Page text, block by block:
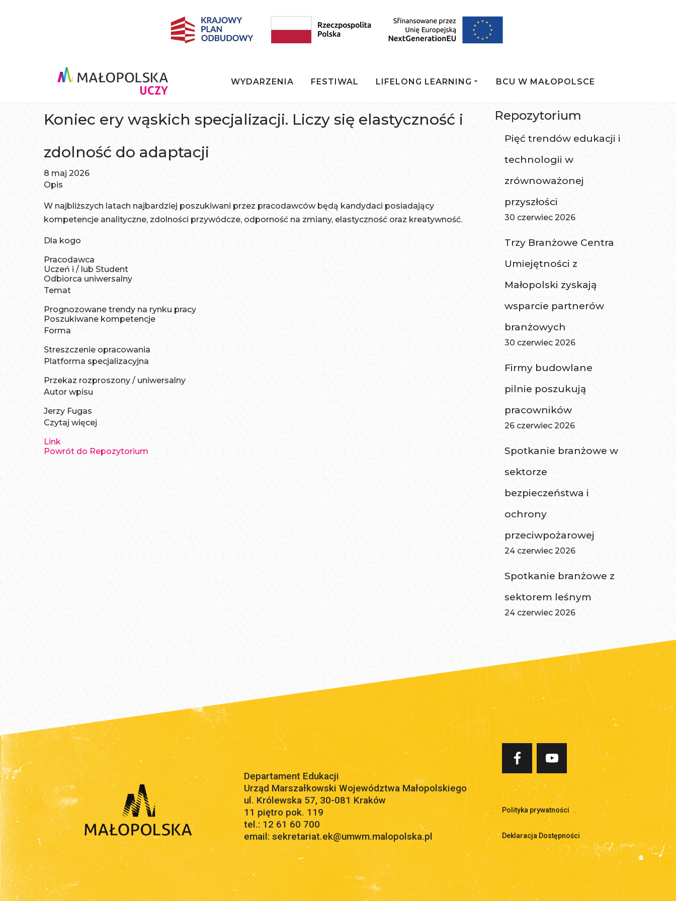
WYDARZENIA FESTIWAL LIFELONG LEARNING BCU W MAŁOPOLSCE
Koniec ery wąskich specjalizacji. Liczy się elastyczność i
zdolność do adaptacji
8 maj 2026
Opis
W najbliższych latach najbardziej poszukiwani przez pracodawców będą kandydaci posiadający
kompetencje analityczne, zdolności przywódcze, odporność na zmiany, elastyczność oraz kreatywność.
Dla kogo
Pracodawca
Uczeń i / lub Student
Odbiorca uniwersalny
Temat
Prognozowane trendy na rynku pracy
Poszukiwane kompetencje
Forma
Streszczenie opracowania
Platforma specjalizacyjna
Przekaz rozproszony / uniwersalny
Autor wpisu
Jerzy Fugas
Czytaj więcej
Link
Powrót do Repozytorium
Repozytorium
Pięć trendów edukacji i
technologii w
zrównoważonej
przyszłości
30 czerwiec 2026
Trzy Branżowe Centra
Umiejętności z
Małopolski zyskają
wsparcie partnerów
branżowych
30 czerwiec 2026
Firmy budowlane
pilnie poszukują
pracowników
26 czerwiec 2026
Spotkanie branżowe w
sektorze
bezpieczeństwa i
ochrony
przeciwpożarowej
24 czerwiec 2026
Spotkanie branżowe z
sektorem leśnym
24 czerwiec 2026
Departament Edukacji
Urząd Marszałkowski Województwa Małopolskiego
ul. Królewska 57, 30-081 Kraków
11 piętro pok. 119
tel.: 12 61 60 700
email: sekretariat.ek@umwm.malopolska.pl
Polityka prywatności .
Deklaracja Dostępności